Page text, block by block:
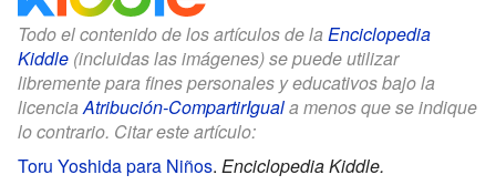
Todo el contenido de los artículos de la Enciclopedia
Kiddle (incluidas las imágenes) se puede utilizar
libremente para fines personales y educativos bajo la
licenciaAtribución-CompartirIguala menos que se indique
lo contrario. Citar este artículo:
Toru Yoshida para Niños. Enciclopedia Kiddle.